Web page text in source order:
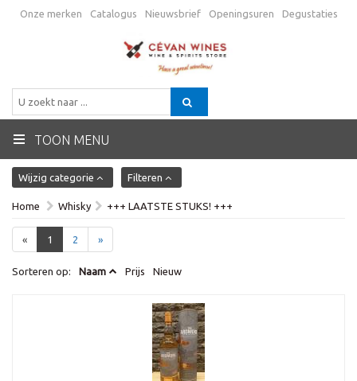
Onze merken Catalogus Nieuwsbrief Openingsuren Degustaties
Algemene voorwaarden
TOON MENU
Wijzig categorie Filteren
Home Whisky +++ LAATSTE STUKS! +++
« 1 2 »
Sorteren op: Naam Prijs Nieuw